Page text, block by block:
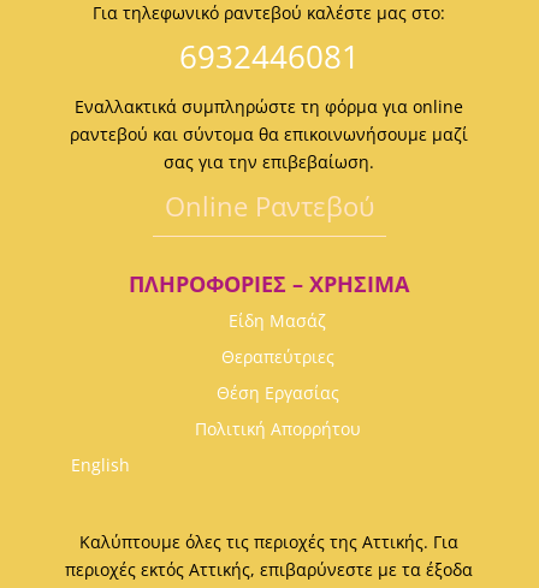
Για τηλεφωνικό ραντεβού καλέστε μας στο:
6932446081
Εναλλακτικά συμπληρώστε τη φόρμα για online
ραντεβού και σύντομα θα επικοινωνήσουμε μαζί
σας για την επιβεβαίωση.
Οnline Ραντεβού
ΠΛΗΡΟΦΟΡΊΕΣ – ΧΡΉΣΙΜΑ
Είδη Μασάζ
Θεραπεύτριες
Θέση Εργασίας
Πολιτική Απορρήτου
English
Καλύπτουμε όλες τις περιοχές της Αττικής. Για
περιοχές εκτός Αττικής, επιβαρύνεστε με τα έξοδα